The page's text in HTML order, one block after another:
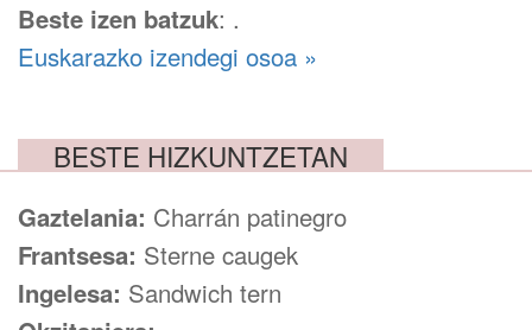
Beste izen batzuk: .
Euskarazko izendegi osoa »
BESTE HIZKUNTZETAN
Gaztelania: Charrán patinegro
Frantsesa: Sterne caugek
Ingelesa: Sandwich tern